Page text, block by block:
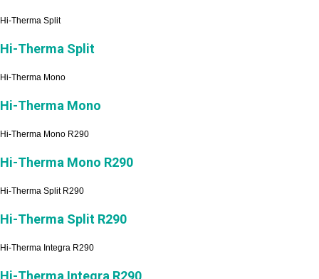
Hi-Therma Split
Hi-Therma Split
Hi-Therma Mono
Hi-Therma Mono
Hi-Therma Mono R290
Hi-Therma Mono R290
Hi-Therma Split R290
Hi-Therma Split R290
Hi-Therma Integra R290
Hi-Therma Integra R290